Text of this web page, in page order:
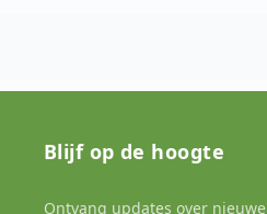
Blijf op de hoogte
Ontvang updates over nieuwe